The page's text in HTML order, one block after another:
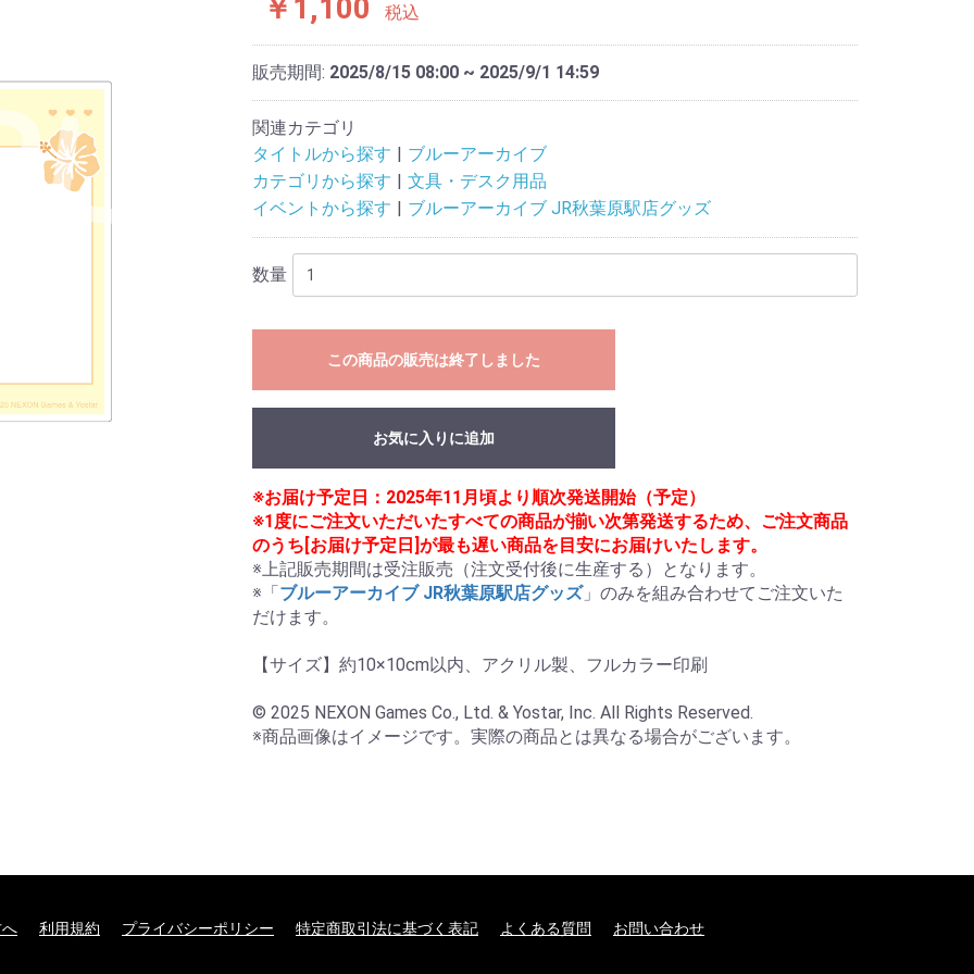
￥1,100 税込
販売期間: 2025/8/15 08:00 ~ 2025/9/1 14:59
関連カテゴリ
タイトルから探す
ブルーアーカイブ
カテゴリから探す
文具・デスク用品
イベントから探す
ブルーアーカイブ JR秋葉原駅店グッズ
数量
この商品の販売は終了しました
お気に入りに追加
※お届け予定日：2025年11月頃より順次発送開始（予定）
※1度にご注文いただいたすべての商品が揃い次第発送するため、ご注文商品
のうち[お届け予定日]が最も遅い商品を目安にお届けいたします。
※上記販売期間は受注販売（注文受付後に生産する）となります。
※「ブルーアーカイブ JR秋葉原駅店グッズ」のみを組み合わせてご注文いた
だけます。
【サイズ】約10×10cm以内、アクリル製、フルカラー印刷
© 2025 NEXON Games Co., Ltd. & Yostar, Inc. All Rights Reserved.
※商品画像はイメージです。実際の商品とは異なる場合がございます。
利用規約 プライバシーポリシー 特定商取引法に基づく表記 よくある質問 お問い合わせ